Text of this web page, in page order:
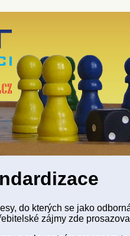
do kterých se jako
zájmy zde